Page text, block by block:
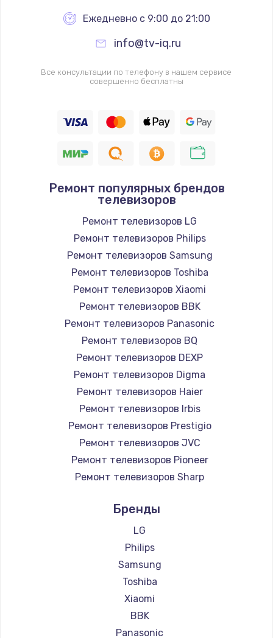
Ежедневно с 9:00 до 21:00
info@tv-iq.ru
Все консультации по телефону в нашем сервисе
совершенно бесплатны
Ремонт популярных брендов
телевизоров
Ремонт телевизоров LG
Ремонт телевизоров Philips
Ремонт телевизоров Samsung
Ремонт телевизоров Toshiba
Ремонт телевизоров Xiaomi
Ремонт телевизоров BBK
Ремонт телевизоров Panasonic
Ремонт телевизоров BQ
Ремонт телевизоров DEXP
Ремонт телевизоров Digma
Ремонт телевизоров Haier
Ремонт телевизоров Irbis
Ремонт телевизоров Prestigio
Ремонт телевизоров JVC
Ремонт телевизоров Pioneer
Ремонт телевизоров Sharp
Ремонт телевизоров Hisense
Ремонт телевизоров Daewoo
Ремонт телевизоров Centek
Ремонт телевизоров Telefunken
Ремонт телевизоров Hyundai
Ремонт телевизоров Doffler
Ремонт телевизоров Hiper
Ремонт телевизоров Grundig
Бренды
LG
Philips
Samsung
Toshiba
Xiaomi
BBK
Panasonic